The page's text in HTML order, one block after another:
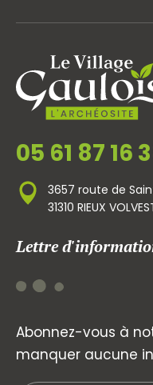
05 61 87 16
3657 route de
31310 RIEUX
Lettre
Abonnez-vous à
manquer aucune